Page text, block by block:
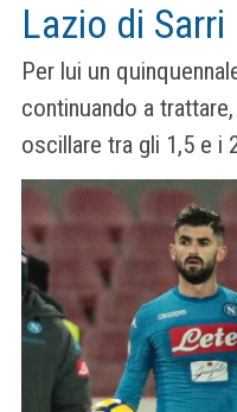
Lazio di Sarri
Per lui un
continuando a
oscillare tra gli 1,5 e i